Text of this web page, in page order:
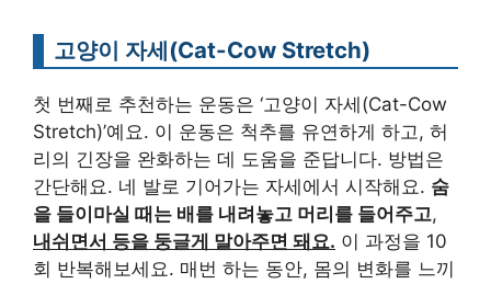
고양이 자세(Cat-Cow Stretch)
첫 번째로 추천하는 운동은 ‘고양이 자세(Cat-Cow
Stretch)’예요. 이 운동은 척추를 유연하게 하고, 허
리의 긴장을 완화하는 데 도움을 준답니다. 방법은
간단해요. 네 발로 기어가는 자세에서 시작해요. 숨
을 들이마실 때는 배를 내려놓고 머리를 들어주고,
내쉬면서 등을 둥글게 말아주면 돼요. 이 과정을 10
회 반복해보세요. 매번 하는 동안, 몸의 변화를 느끼